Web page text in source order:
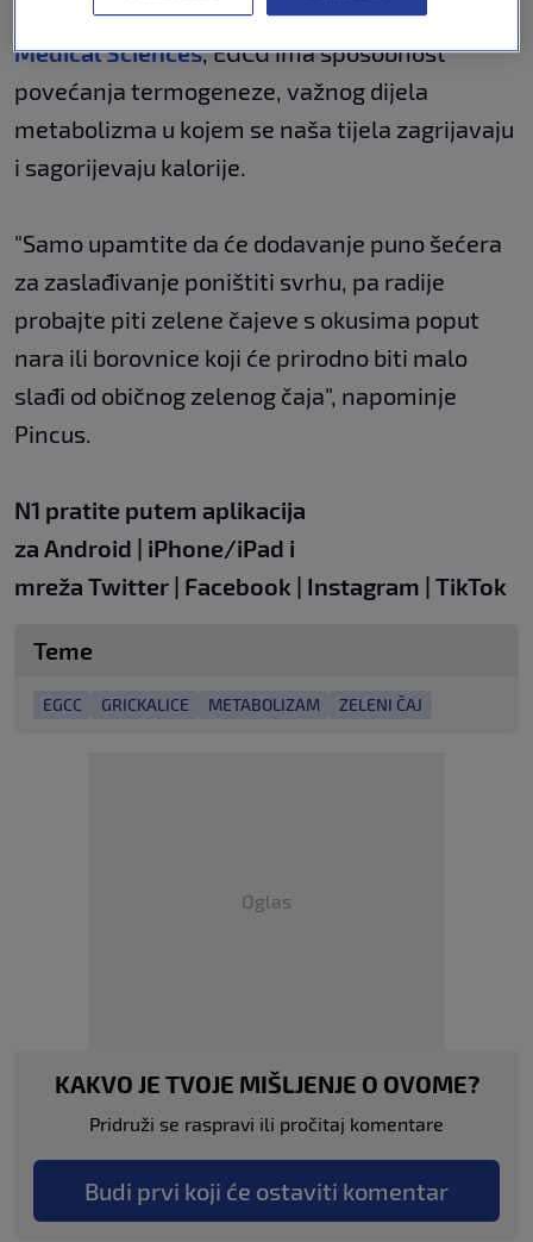
objavljenom uThe Journal of Research in
Medical Sciences, EGCG ima sposobnost
povećanja termogeneze, važnog dijela
metabolizma u kojem se naša tijela zagrijavaju
i sagorijevaju kalorije.
"Samo upamtite da će dodavanje puno šećera
za zaslađivanje poništiti svrhu, pa radije
probajte piti zelene čajeve s okusima poput
nara ili borovnice koji će prirodno biti malo
slađi od običnog zelenog čaja", napominje
Pincus.
N1 pratite putem aplikacija
za Android | iPhone/iPad i
mreža Twitter | Facebook | Instagram | TikTok
Teme
EGCC GRICKALICE METABOLIZAM ZELENI ČAJ
Oglas
KAKVO JE TVOJE MIŠLJENJE O OVOME?
Pridruži se raspravi ili pročitaj komentare
Budi prvi koji će ostaviti komentar